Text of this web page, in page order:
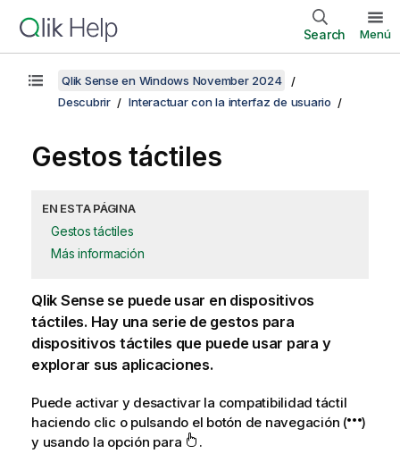
Search Menú
Qlik Sense en Windows November 2024
Descubrir
Interactuar con la interfaz de usuario
Gestos táctiles
EN ESTA PÁGINA
Gestos táctiles
Más información
Qlik Sensese puede usar en dispositivos
táctiles. Hay una serie de gestos para
dispositivos táctiles que puede usar para y
explorar sus aplicaciones.
Puede activar y desactivar la compatibilidad táctil
haciendo clic o pulsando el botón de navegación (
)
y usando la opción para
.